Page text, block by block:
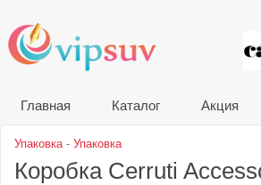
Главная Каталог Акция
Упаковка- Упаковка
Коробка Cerruti